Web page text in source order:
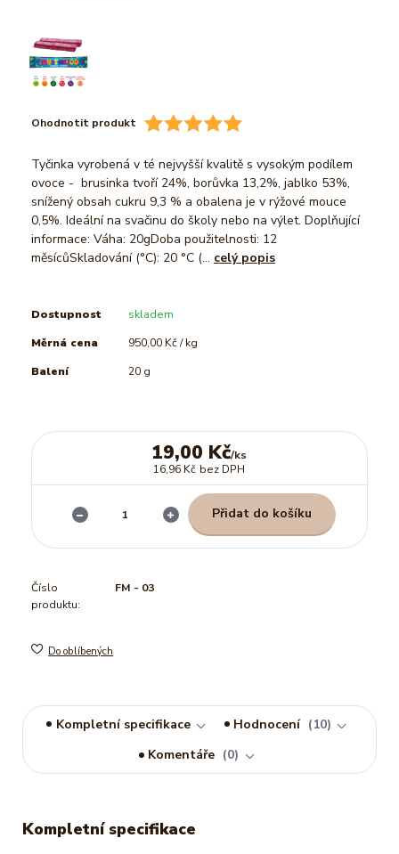
Ohodnotit produkt
Tyčinka vyrobená v té nejvyšší kvalitě s vysokým podílem
ovoce - brusinka tvoří 24%, borůvka 13,2%, jablko 53%,
snížený obsah cukru 9,3 % a obalena je v rýžové mouce
0,5%. Ideální na svačinu do školy nebo na výlet. Doplňující
informace: Váha: 20gDoba použitelnosti: 12
měsícůSkladování (°C): 20 °C (... celý popis
Dostupnost skladem
Měrná cena 950,00 Kč / kg
Balení 20 g
19,00 Kč/ks
16,96 Kč bez DPH
Přidat do košíku
Číslo
produktu:
FM - 03
Do oblíbených
Kompletní specifikace Hodnocení
10
Komentáře
0
Kompletní specifikace